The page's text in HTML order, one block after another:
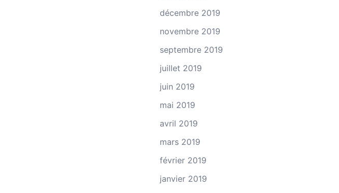
décembre 2019
novembre 2019
septembre 2019
juillet 2019
juin 2019
mai 2019
avril 2019
mars 2019
février 2019
janvier 2019